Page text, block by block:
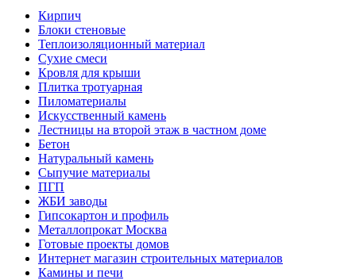
Кирпич
Блоки стеновые
Теплоизоляционный материал
Сухие смеси
Кровля для крыши
Плитка тротуарная
Пиломатериалы
Искусственный камень
Лестницы на второй этаж в частном доме
Бетон
Натуральный камень
Сыпучие материалы
ПГП
ЖБИ заводы
Гипсокартон и профиль
Металлопрокат Москва
Готовые проекты домов
Интернет магазин строительных материалов
Камины и печи